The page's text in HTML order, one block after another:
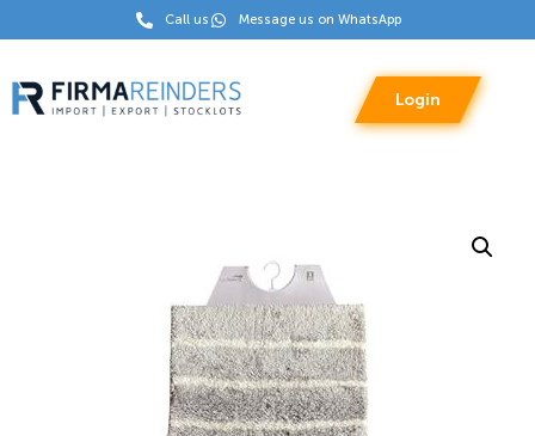
Call us Message us on WhatsApp
Login